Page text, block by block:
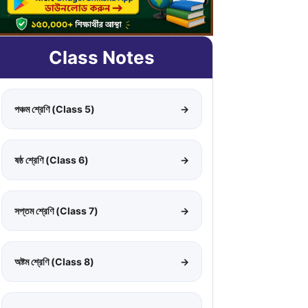
Class Notes
পঞ্চম শ্রেণি (Class 5) →
ষষ্ঠ শ্রেণি (Class 6) →
সপ্তম শ্রেণি (Class 7) →
অষ্টম শ্রেণি (Class 8) →